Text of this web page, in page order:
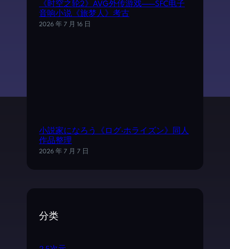
《时空之轮2》AVG外传游戏——SFC电子
音响小说《旅梦人》考古
2026 年 7 月 16 日
小説家になろう《ログ·ホライズン》同人
作品整理
2026 年 7 月 7 日
分类